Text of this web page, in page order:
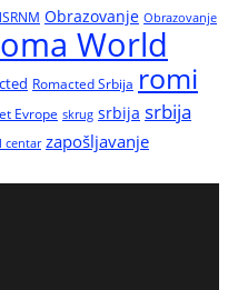
Obrazovanje Obrazovanje
World
Romacted Srbija romi
Evrope skrug srbija srbija
centar zapošljavanje